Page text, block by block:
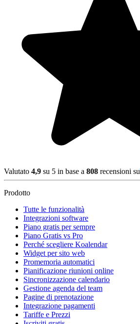
Valutato 4,9 su 5 in base a 808 recensioni su
Prodotto
Tutte le funzionalità
Integrazioni software
Piano gratis per sempre
Piano Gratis vs Pro
Perché scegliere Koalendar
Widget per sito web
Promemoria automatici
Pianificazione riunioni online
Sincronizzazione calendario
Gestione agenda del team
Pagine di prenotazione
Integrazione pagamenti
Tariffe e Prezzi